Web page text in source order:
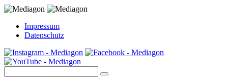
Impressum
Datenschutz